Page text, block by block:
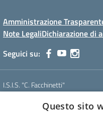
Amministrazione
Note LegaliDichiarazione di
Seguici su:
I.S.I.S. "C. Facchinetti"
Tel. 0331 635718 - E-mail:
Questo sito